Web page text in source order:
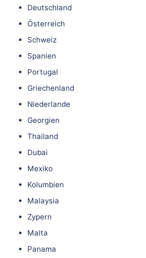
Deutschland
Österreich
Schweiz
Spanien
Portugal
Griechenland
Niederlande
Georgien
Thailand
Dubai
Mexiko
Kolumbien
Malaysia
Zypern
Malta
Panama